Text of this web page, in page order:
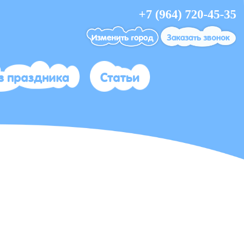
+7 (964) 720-45-35
Изменить город Заказать звонок
праздника Статьи